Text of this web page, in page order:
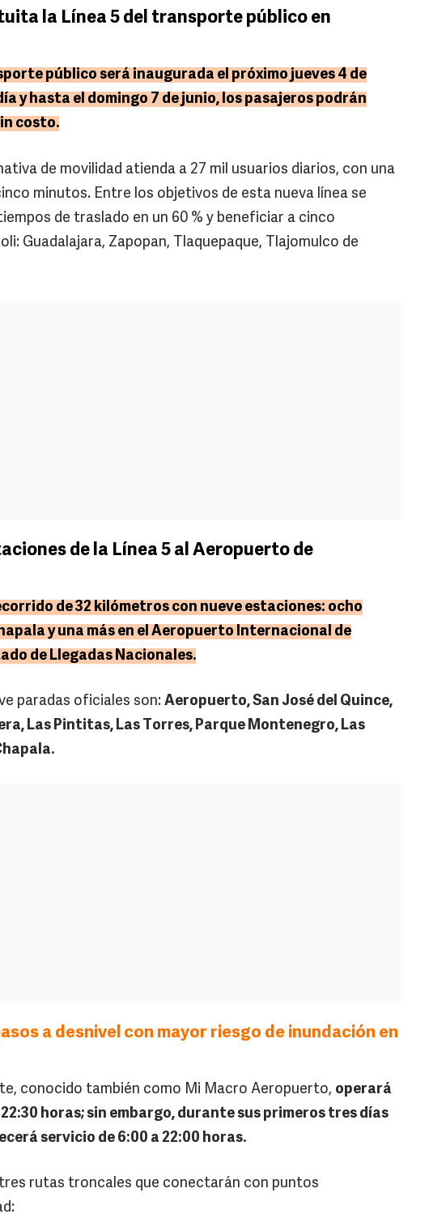
la Línea 5 del transporte público en
público será inaugurada el próximo jueves 4 de
y hasta el domingo 7 de junio, los pasajeros podrán
costo.
de movilidad atienda a 27 mil usuarios diarios, con una
minutos. Entre los objetivos de esta nueva línea se
de traslado en un 60 % y beneficiar a cinco
Guadalajara, Zapopan, Tlaquepaque, Tlajomulco de
de la Línea 5 al Aeropuerto de
de 32 kilómetros con nueve estaciones: ocho
y una más en el Aeropuerto Internacional de
de Llegadas Nacionales.
paradas oficiales son: Aeropuerto, San José del Quince,
Las Pintitas, Las Torres, Parque Montenegro, Las
a desnivel con mayor riesgo de inundación en
conocido también como Mi Macro Aeropuerto, operará
horas; sin embargo, durante sus primeros tres días
servicio de 6:00 a 22:00 horas.
rutas troncales que conectarán con puntos